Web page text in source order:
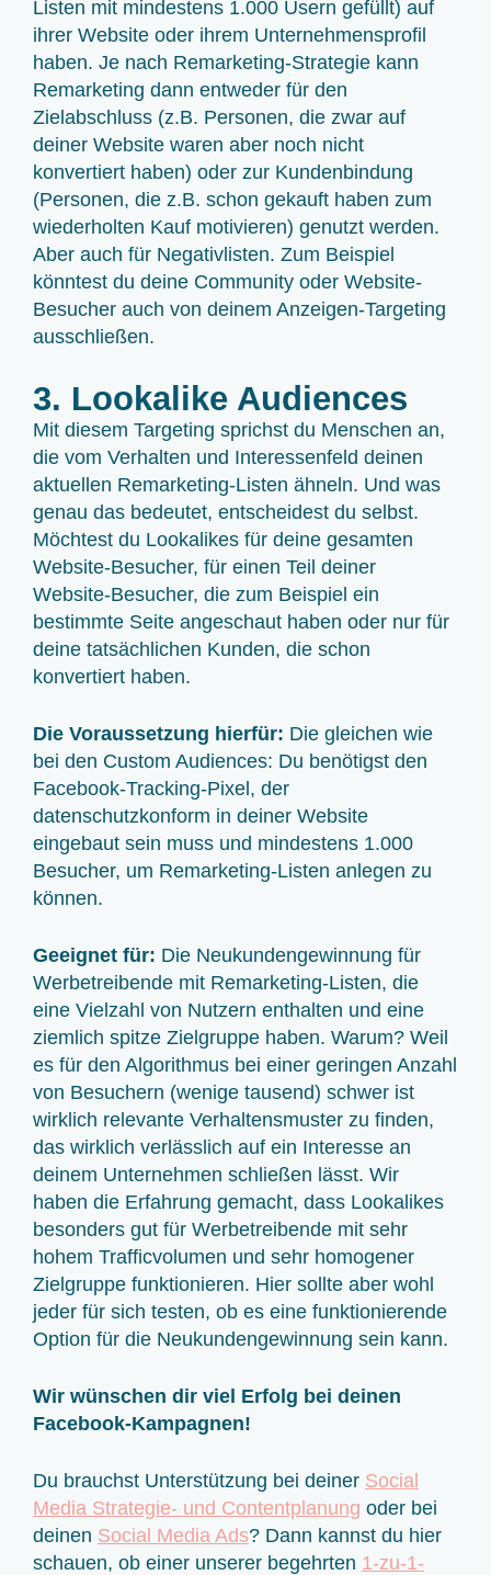
Listen mit mindestens 1.000 Usern gefüllt) auf
ihrer Website oder ihrem Unternehmensprofil
haben. Je nach Remarketing-Strategie kann
Remarketing dann entweder für den
Zielabschluss (z.B. Personen, die zwar auf
deiner Website waren aber noch nicht
konvertiert haben) oder zur Kundenbindung
(Personen, die z.B. schon gekauft haben zum
wiederholten Kauf motivieren) genutzt werden.
Aber auch für Negativlisten. Zum Beispiel
könntest du deine Community oder Website-
Besucher auch von deinem Anzeigen-Targeting
ausschließen.
3. Lookalike Audiences
Mit diesem Targeting sprichst du Menschen an,
die vom Verhalten und Interessenfeld deinen
aktuellen Remarketing-Listen ähneln. Und was
genau das bedeutet, entscheidest du selbst.
Möchtest du Lookalikes für deine gesamten
Website-Besucher, für einen Teil deiner
Website-Besucher, die zum Beispiel ein
bestimmte Seite angeschaut haben oder nur für
deine tatsächlichen Kunden, die schon
konvertiert haben.
Die Voraussetzung hierfür: Die gleichen wie
bei den Custom Audiences: Du benötigst den
Facebook-Tracking-Pixel, der
datenschutzkonform in deiner Website
eingebaut sein muss und mindestens 1.000
Besucher, um Remarketing-Listen anlegen zu
können.
Geeignet für: Die Neukundengewinnung für
Werbetreibende mit Remarketing-Listen, die
eine Vielzahl von Nutzern enthalten und eine
ziemlich spitze Zielgruppe haben. Warum? Weil
es für den Algorithmus bei einer geringen Anzahl
von Besuchern (wenige tausend) schwer ist
wirklich relevante Verhaltensmuster zu finden,
das wirklich verlässlich auf ein Interesse an
deinem Unternehmen schließen lässt. Wir
haben die Erfahrung gemacht, dass Lookalikes
besonders gut für Werbetreibende mit sehr
hohem Trafficvolumen und sehr homogener
Zielgruppe funktionieren. Hier sollte aber wohl
jeder für sich testen, ob es eine funktionierende
Option für die Neukundengewinnung sein kann.
Wir wünschen dir viel Erfolg bei deinen
Facebook-Kampagnen!
Du brauchst Unterstützung bei deiner Social
Media Strategie- und Contentplanung oder bei
deinen Social Media Ads? Dann kannst du hier
schauen, ob einer unserer begehrten 1-zu-1-